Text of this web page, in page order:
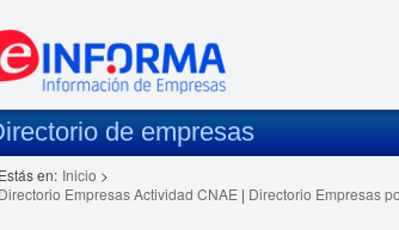
de empresas
Estás en: Inicio >
Directorio Empresas Actividad CNAE | Directorio Empresas